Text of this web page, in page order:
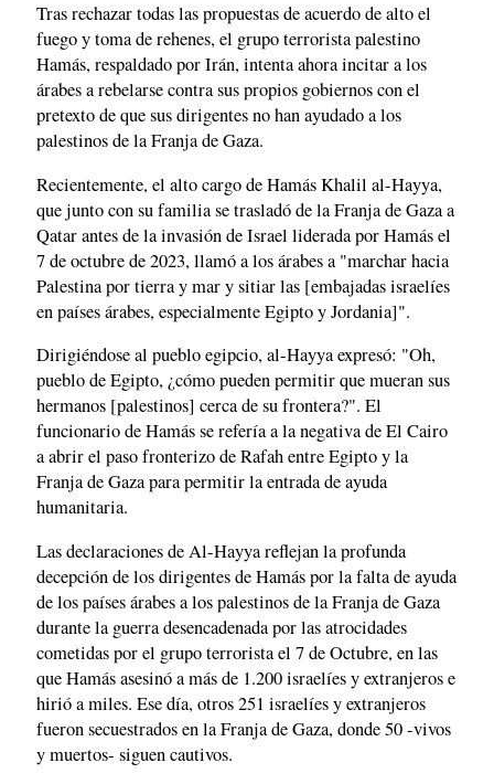
Tras rechazar todas las propuestas de acuerdo de alto el
fuego y toma de rehenes, el grupo terrorista palestino
Hamás, respaldado por Irán, intenta ahora incitar a los
árabes a rebelarse contra sus propios gobiernos con el
pretexto de que sus dirigentes no han ayudado a los
palestinos de la Franja de Gaza.
Recientemente, el alto cargo de Hamás Khalil al-Hayya,
que junto con su familia se trasladó de la Franja de Gaza a
Qatar antes de la invasión de Israel liderada por Hamás el
7 de octubre de 2023, llamó a los árabes a "marchar hacia
Palestina por tierra y mar y sitiar las [embajadas israelíes
en países árabes, especialmente Egipto y Jordania]".
Dirigiéndose al pueblo egipcio, al-Hayya expresó: "Oh,
pueblo de Egipto, ¿cómo pueden permitir que mueran sus
hermanos [palestinos] cerca de su frontera?". El
funcionario de Hamás se refería a la negativa de El Cairo
a abrir el paso fronterizo de Rafah entre Egipto y la
Franja de Gaza para permitir la entrada de ayuda
humanitaria.
Las declaraciones de Al-Hayya reflejan la profunda
decepción de los dirigentes de Hamás por la falta de ayuda
de los países árabes a los palestinos de la Franja de Gaza
durante la guerra desencadenada por las atrocidades
cometidas por el grupo terrorista el 7 de Octubre, en las
que Hamás asesinó a más de 1.200 israelíes y extranjeros e
hirió a miles. Ese día, otros 251 israelíes y extranjeros
fueron secuestrados en la Franja de Gaza, donde 50 -vivos
y muertos- siguen cautivos.